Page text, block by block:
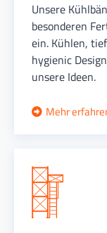
Unsere
besonderen
ein. Kühlen,
hygienic
unsere Ideen.
Mehr